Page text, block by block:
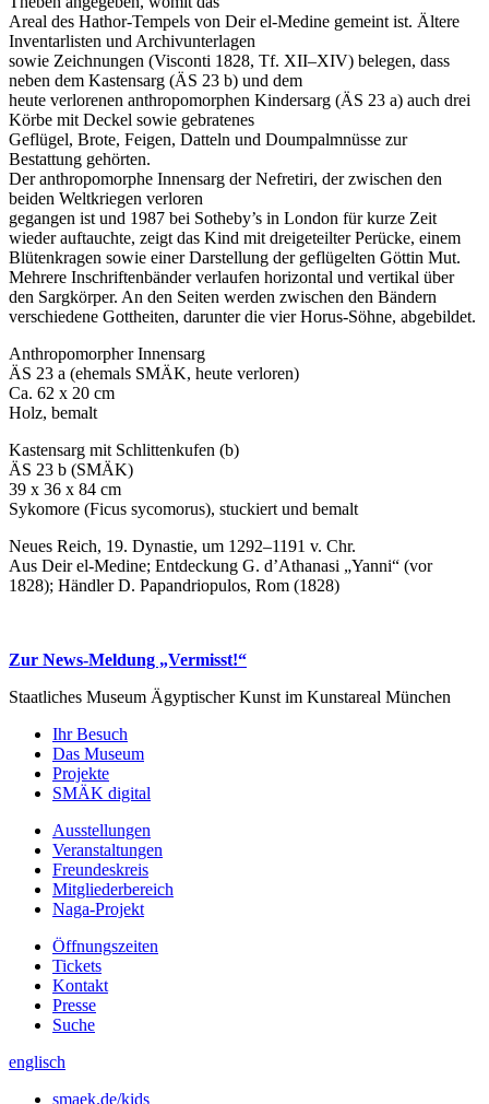
Areal des Hathor-Tempels von Deir el-Medine gemeint ist. Ältere
Inventarlisten und Archivunterlagen
sowie Zeichnungen (Visconti 1828, Tf. XII–XIV) belegen, dass
neben dem Kastensarg (ÄS 23 b) und dem
heute verlorenen anthropomorphen Kindersarg (ÄS 23 a) auch drei
Körbe mit Deckel sowie gebratenes
Geflügel, Brote, Feigen, Datteln und Doumpalmnüsse zur
Bestattung gehörten.
Der anthropomorphe Innensarg der Nefretiri, der zwischen den
beiden Weltkriegen verloren
gegangen ist und 1987 bei Sotheby’s in London für kurze Zeit
wieder auftauchte, zeigt das Kind mit dreigeteilter Perücke, einem
Blütenkragen sowie einer Darstellung der geflügelten Göttin Mut.
Mehrere Inschriftenbänder verlaufen horizontal und vertikal über
den Sargkörper. An den Seiten werden zwischen den Bändern
verschiedene Gottheiten, darunter die vier Horus-Söhne, abgebildet.
Anthropomorpher Innensarg
ÄS 23 a (ehemals SMÄK, heute verloren)
Ca. 62 x 20 cm
Holz, bemalt
Kastensarg mit Schlittenkufen (b)
ÄS 23 b (SMÄK)
39 x 36 x 84 cm
Sykomore (Ficus sycomorus), stuckiert und bemalt
Neues Reich, 19. Dynastie, um 1292–1191 v. Chr.
Aus Deir el-Medine; Entdeckung G. d’Athanasi „Yanni“ (vor
1828); Händler D. Papandriopulos, Rom (1828)
Zur News-Meldung „Vermisst!“
Staatliches Museum Ägyptischer Kunst im Kunstareal München
Ihr Besuch
Das Museum
Projekte
SMÄK digital
Ausstellungen
Veranstaltungen
Freundeskreis
Mitgliederbereich
Naga-Projekt
Öffnungszeiten
Tickets
Kontakt
Presse
Suche
englisch
smaek.de/kids